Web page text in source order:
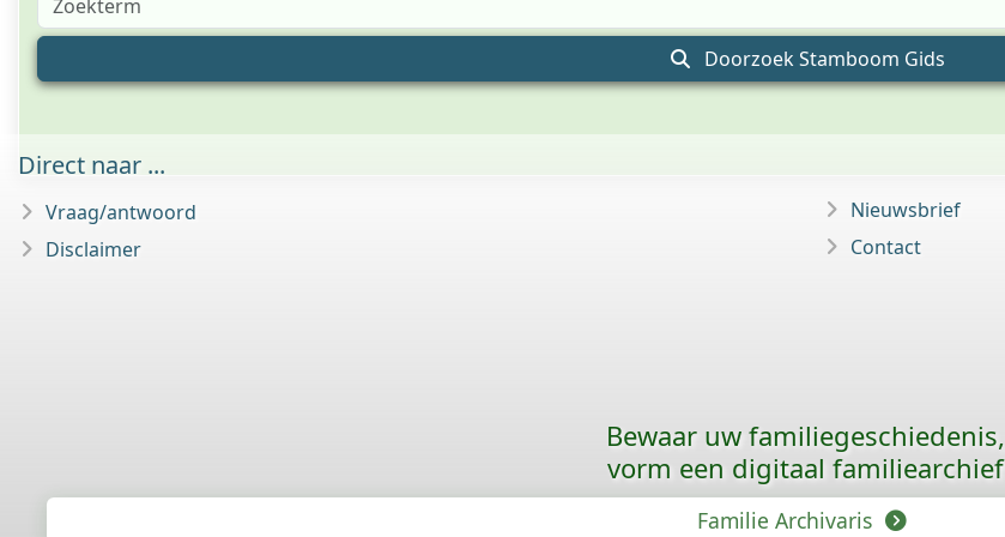
Doorzoek Stamboom Gids
Direct naar ...
Vraag/antwoord
Disclaimer
Nieuwsbrief
Contact
Bewaar uw familie­geschiedenis,
vorm een digitaal familiearchief
Familie Archivaris